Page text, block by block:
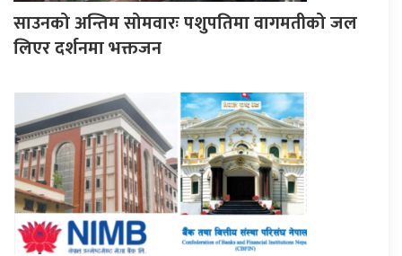
साउनको अन्तिम सोमवारः पशुपतिमा वागमतीको जल
लिएर दर्शनमा भक्तजन